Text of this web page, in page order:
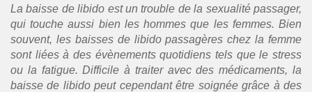
La baisse de libido est un trouble de la sexualité passager,
qui touche aussi bien les hommes que les femmes. Bien
souvent, les baisses de libido passagères chez la femme
sont liées à des évènements quotidiens tels que le stress
ou la fatigue. Difficile à traiter avec des médicaments, la
baisse de libido peut cependant être soignée grâce à des